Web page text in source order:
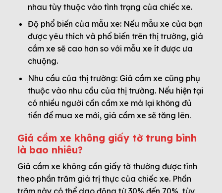
nhau tùy thuộc vào tình trạng của chiếc xe.
Độ phổ biến của mẫu xe: Nếu mẫu xe của bạn
được yêu thích và phổ biến trên thị trường, giá
cầm xe sẽ cao hơn so với mẫu xe ít được ưa
chuộng.
Nhu cầu của thị trường: Giá cầm xe cũng phụ
thuộc vào nhu cầu của thị trường. Nếu hiện tại
có nhiều người cần cầm xe mà lại không đủ
tiền để mua xe mới, giá cầm xe sẽ tăng lên.
Giá cầm xe không giấy tờ trung bình
là bao nhiêu?
Giá cầm xe không cần giấy tờ thường được tính
theo phần trăm giá trị thực của chiếc xe. Phần